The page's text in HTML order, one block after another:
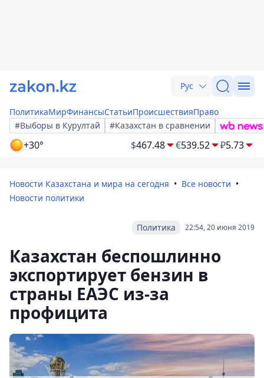
Рус
ПолитикаМирФинансыСтатьиПроисшествияПраво
#Выборы в Курултай
#Казахстан в сравнении
+30° $467.48 €539.52 ₽5.73
Новости Казахстана и мира на сегодня
Все новости
Новости политики
22:54, 20 июня 2019
Политика
Казахстан беспошлинно
экспортирует бензин в
страны ЕАЭС из-за
профицита